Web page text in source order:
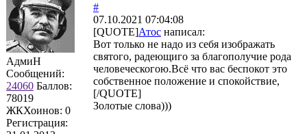
АдмиН
Сообщений:
24060 Баллов:
78019
ЖКХоинов: 0
Регистрация:
#
07.10.2021 07:04:08
[QUOTE]Атос написал:
Вот только не надо из себя изображать
святого, радеющиго за благополучие рода
человеческогою.Всё что вас беспокот это
собственное положение и спокойствие,
[/QUOTE]
Золотые слова)))